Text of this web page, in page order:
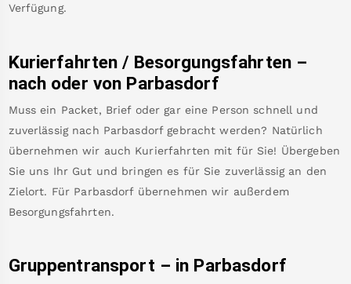
Verfügung.
Kurierfahrten / Besorgungsfahrten –
nach oder von Parbasdorf
Muss ein Packet, Brief oder gar eine Person schnell und
zuverlässig nach Parbasdorf gebracht werden? Natürlich
übernehmen wir auch Kurierfahrten mit für Sie! Übergeben
Sie uns Ihr Gut und bringen es für Sie zuverlässig an den
Zielort. Für Parbasdorf übernehmen wir außerdem
Besorgungsfahrten.
Gruppentransport – in Parbasdorf